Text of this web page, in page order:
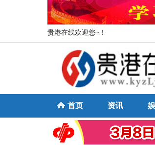
贵港在线欢迎您~！
首页 资讯